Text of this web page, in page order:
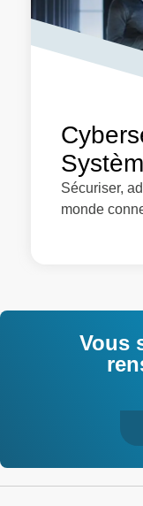
Sécuriser,
monde
Vous